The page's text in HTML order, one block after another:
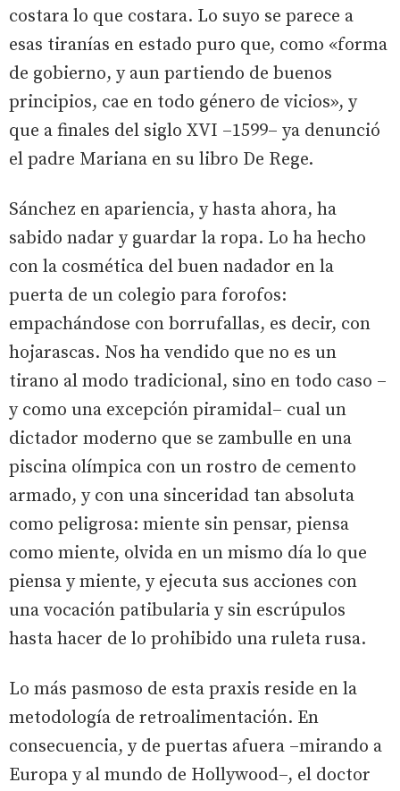
costara lo que costara. Lo suyo se parece a
esas tiranías en estado puro que, como «forma
de gobierno, y aun partiendo de buenos
principios, cae en todo género de vicios», y
que a finales del siglo XVI –1599– ya denunció
el padre Mariana en su libro De Rege.
Sánchez en apariencia, y hasta ahora, ha
sabido nadar y guardar la ropa. Lo ha hecho
con la cosmética del buen nadador en la
puerta de un colegio para forofos:
empachándose con borrufallas, es decir, con
hojarascas. Nos ha vendido que no es un
tirano al modo tradicional, sino en todo caso –
y como una excepción piramidal– cual un
dictador moderno que se zambulle en una
piscina olímpica con un rostro de cemento
armado, y con una sinceridad tan absoluta
como peligrosa: miente sin pensar, piensa
como miente, olvida en un mismo día lo que
piensa y miente, y ejecuta sus acciones con
una vocación patibularia y sin escrúpulos
hasta hacer de lo prohibido una ruleta rusa.
Lo más pasmoso de esta praxis reside en la
metodología de retroalimentación. En
consecuencia, y de puertas afuera –mirando a
Europa y al mundo de Hollywood–, el doctor